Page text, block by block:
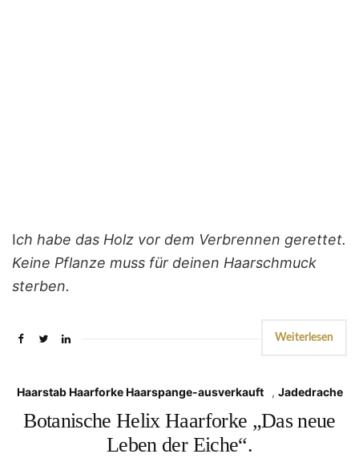
Ich habe das Holz vor dem Verbrennen gerettet.
Keine Pflanze muss für deinen Haarschmuck
sterben.
Weiterlesen
Haarstab Haarforke Haarspange-ausverkauft , Jadedrache
Botanische Helix Haarforke „Das neue
Leben der Eiche“.